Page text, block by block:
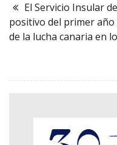
El Servicio Insular
positivo del primer
de la lucha canaria en